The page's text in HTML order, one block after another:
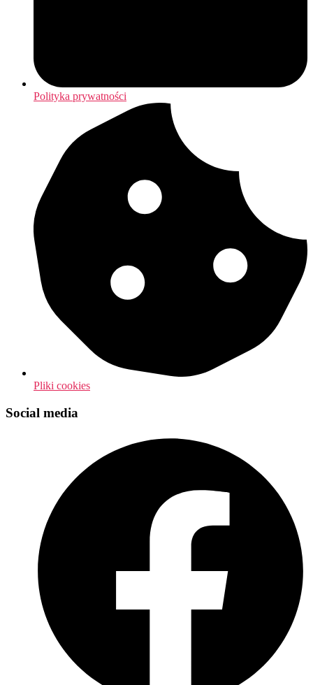
Polityka prywatności
Pliki cookies
Social media